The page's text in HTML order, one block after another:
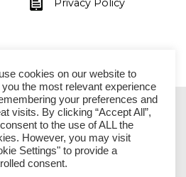
Privacy Policy
SÃO PAULO
VITÓRIA
cookies on our website to
you the most relevant experience
your preferences and
visits. By clicking “Accept All”,
to the use of ALL the
However, you may visit
Settings" to provide a
consent.